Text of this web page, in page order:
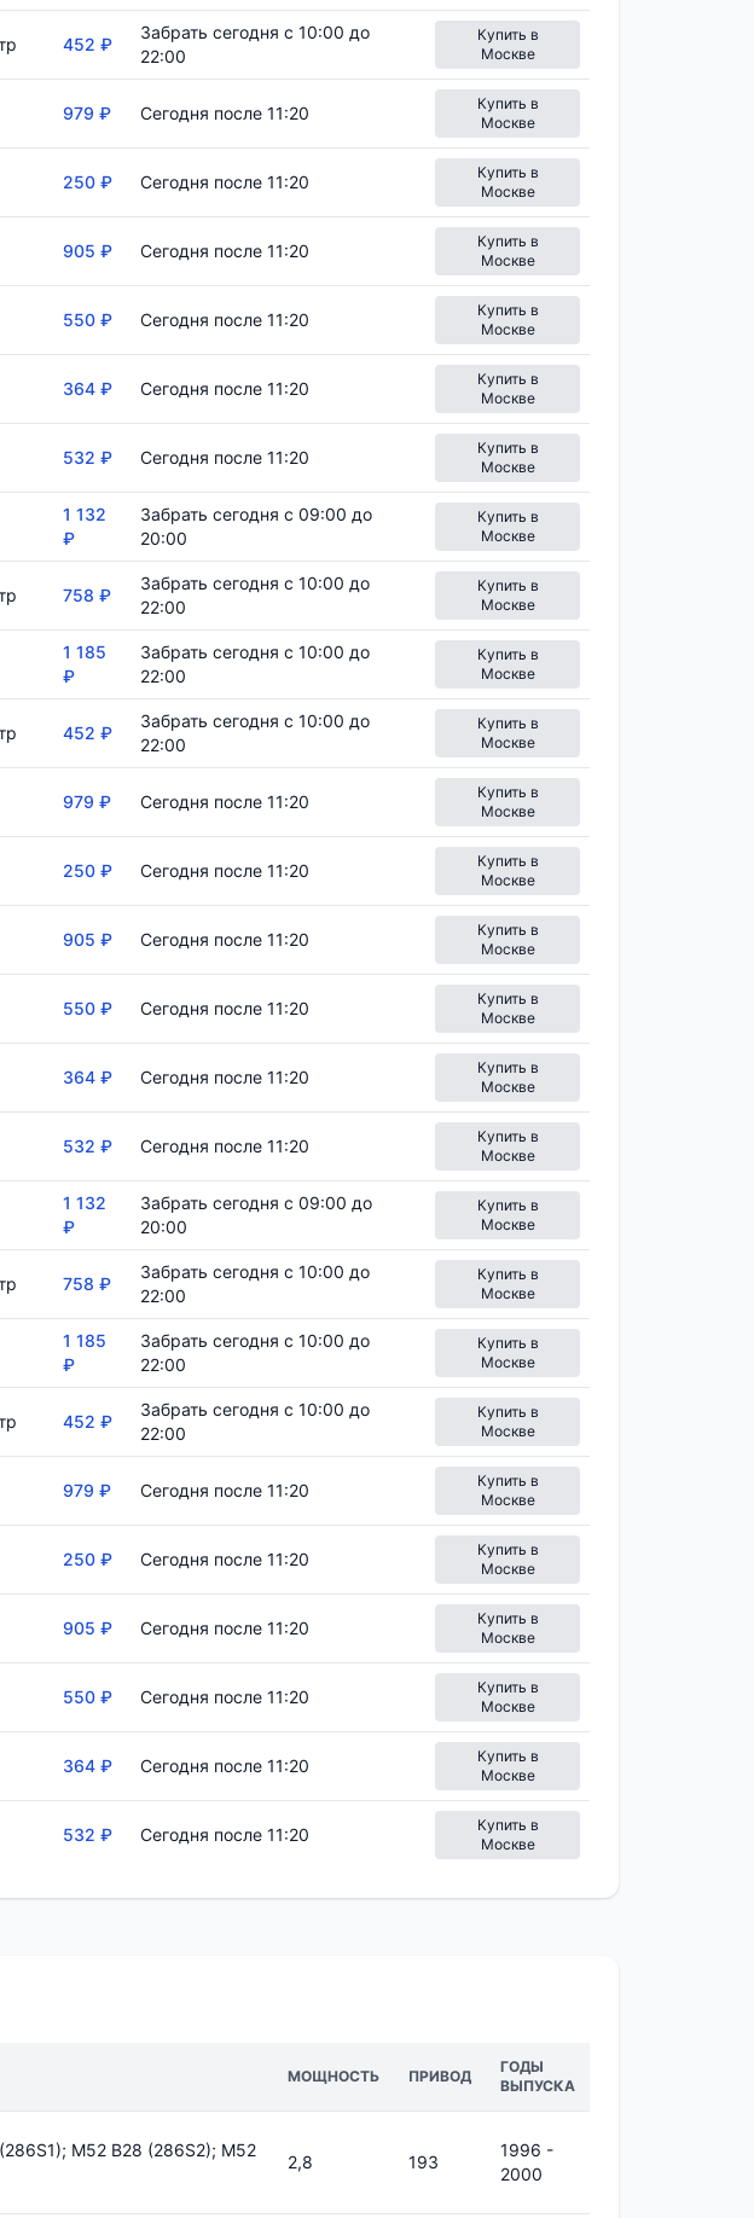
452 ₽
Забрать сегодня с 10:00 до
22:00
Купить в
Москве
979 ₽ Сегодня после 11:20
Купить в
Москве
250 ₽ Сегодня после 11:20
Купить в
Москве
905 ₽ Сегодня после 11:20
Купить в
Москве
550 ₽ Сегодня после 11:20
Купить в
Москве
364 ₽ Сегодня после 11:20
Купить в
Москве
532 ₽ Сегодня после 11:20
Купить в
Москве
1 132
₽
Забрать сегодня с 09:00 до
20:00
Купить в
Москве
758 ₽
Забрать сегодня с 10:00 до
22:00
Купить в
Москве
1 185
₽
Забрать сегодня с 10:00 до
22:00
Купить в
Москве
452 ₽
Забрать сегодня с 10:00 до
22:00
Купить в
Москве
979 ₽ Сегодня после 11:20
Купить в
Москве
250 ₽ Сегодня после 11:20
Купить в
Москве
905 ₽ Сегодня после 11:20
Купить в
Москве
550 ₽ Сегодня после 11:20
Купить в
Москве
364 ₽ Сегодня после 11:20
Купить в
Москве
532 ₽ Сегодня после 11:20
Купить в
Москве
1 132
₽
Забрать сегодня с 09:00 до
20:00
Купить в
Москве
758 ₽
Забрать сегодня с 10:00 до
22:00
Купить в
Москве
1 185
₽
Забрать сегодня с 10:00 до
22:00
Купить в
Москве
452 ₽
Забрать сегодня с 10:00 до
22:00
Купить в
Москве
979 ₽ Сегодня после 11:20
Купить в
Москве
250 ₽ Сегодня после 11:20
Купить в
Москве
905 ₽ Сегодня после 11:20
Купить в
Москве
550 ₽ Сегодня после 11:20
Купить в
Москве
364 ₽ Сегодня после 11:20
Купить в
Москве
532 ₽ Сегодня после 11:20
Купить в
Москве
МОЩНОСТЬ ПРИВОД
ГОДЫ
ВЫПУСКА
M52 B28 (286S2); M52
2,8 193
1996 -
2000